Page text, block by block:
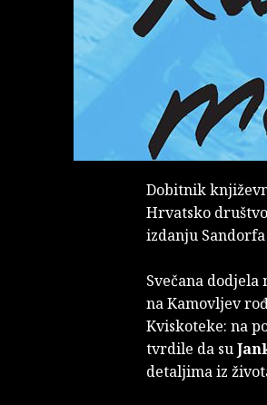
Dobitnik
Hrvatsko
izdanju
Svečana dodjela
na Kamovljev
Kviskoteke: na
tvrdile da su
detaljima iz